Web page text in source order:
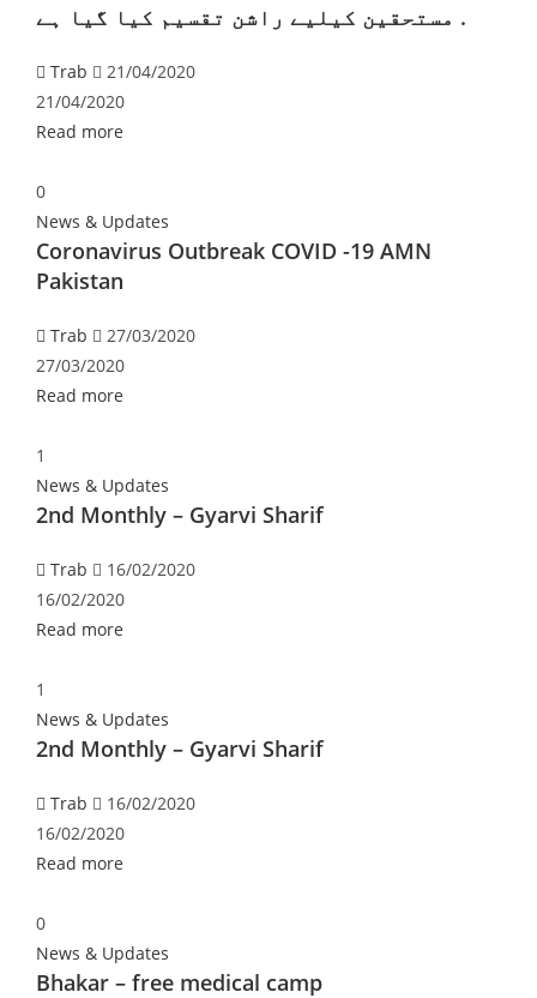
مستحقین کیلیے راشن تقسیم کیا گیا ہے .
Trab
21/04/2020
21/04/2020
Read more
0
News & Updates
Coronavirus Outbreak COVID -19 AMN
Pakistan
Trab
27/03/2020
27/03/2020
Read more
1
News & Updates
2nd Monthly – Gyarvi Sharif
Trab
16/02/2020
16/02/2020
Read more
1
News & Updates
2nd Monthly – Gyarvi Sharif
Trab
16/02/2020
16/02/2020
Read more
0
News & Updates
Bhakar – free medical camp